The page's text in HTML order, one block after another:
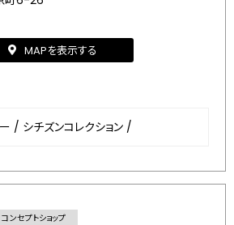
MAPを表示する
/ シチズンコレクション /
コンセプトショップ